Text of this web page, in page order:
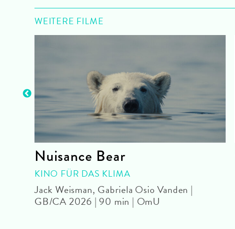
WEITERE FILME
Nuisance Bear
KINO FÜR DAS KLIMA
Jack Weisman, Gabriela Osio Vanden |
GB/CA 2026 | 90 min | OmU